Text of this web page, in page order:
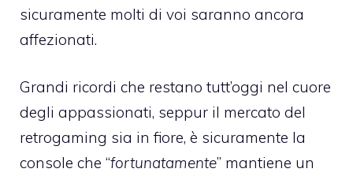
sicuramente molti di voi saranno ancora
affezionati.
Grandi ricordi che restano tutt’oggi nel cuore
degli appassionati, seppur il mercato del
retrogaming sia in fiore, è sicuramente la
console che “fortunatamente” mantiene un